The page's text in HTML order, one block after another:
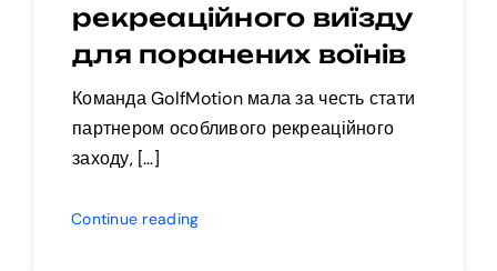
рекреаційного виїзду
для поранених воїнів
Команда GolfMotion мала за честь стати
партнером особливого рекреаційного
заходу, […]
Continue reading